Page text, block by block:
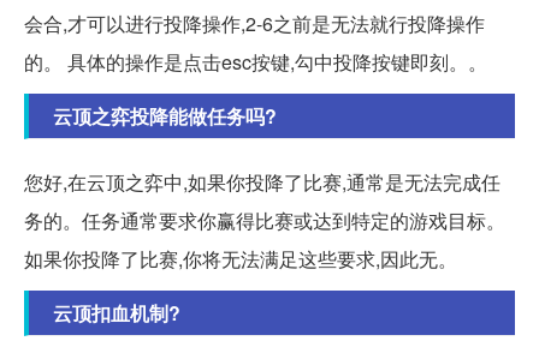
会合,才可以进行投降操作,2-6之前是无法就行投降操作
的。 具体的操作是点击esc按键,勾中投降按键即刻。。
云顶之弈投降能做任务吗?
您好,在云顶之弈中,如果你投降了比赛,通常是无法完成任
务的。任务通常要求你赢得比赛或达到特定的游戏目标。
如果你投降了比赛,你将无法满足这些要求,因此无。
云顶扣血机制?